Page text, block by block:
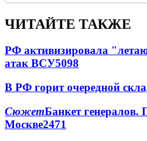
ЧИТАЙТЕ ТАКЖЕ
РФ активизировала
атак ВСУ5098
В РФ горит очередной
СюжетБанкет генералов.
Москве2471